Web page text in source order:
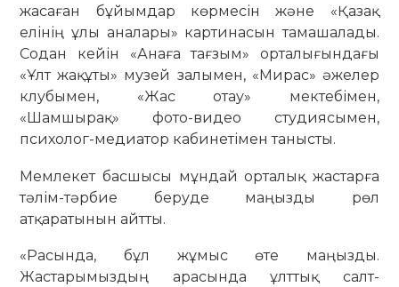
жасаған бұйымдар көрмесін және «Қазақ
елінің ұлы аналары» картинасын тамашалады.
Содан кейін «Анаға тағзым» орталығындағы
«Ұлт жақұты» музей залымен, «Мирас» әжелер
клубымен, «Жас отау» мектебімен,
«Шамшырақ» фото-видео студиясымен,
психолог-медиатор кабинетімен танысты.
Мемлекет басшысы мұндай орталық жастарға
тәлім-тәрбие беруде маңызды рөл
атқаратынын айтты.
«Расында, бұл жұмыс өте маңызды.
Жастарымыздың арасында ұлттық салт-